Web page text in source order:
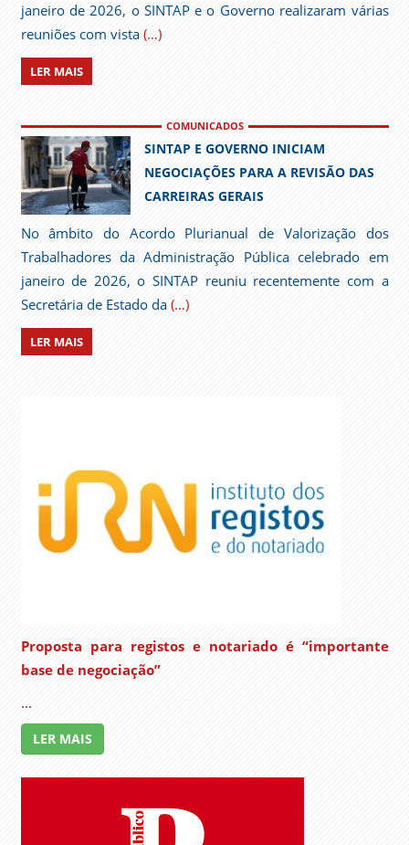
janeiro de 2026, o SINTAP e o Governo realizaram várias
reuniões com vista (…)
LER MAIS
COMUNICADOS
SINTAP E GOVERNO INICIAM
NEGOCIAÇÕES PARA A REVISÃO DAS
CARREIRAS GERAIS
No âmbito do Acordo Plurianual de Valorização dos
Trabalhadores da Administração Pública celebrado em
janeiro de 2026, o SINTAP reuniu recentemente com a
Secretária de Estado da (…)
LER MAIS
Proposta para registos e notariado é “importante
base de negociação”
...
LER MAIS